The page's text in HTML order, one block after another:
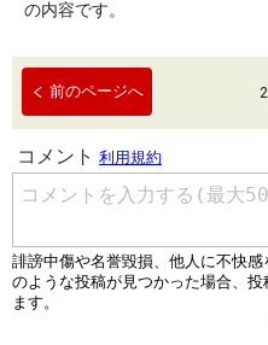
の内容です。
前のページへ 2